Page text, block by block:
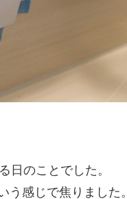
日のことでした。
感じで焦りました。